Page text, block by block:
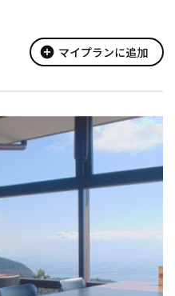
add_circle マイプランに追加